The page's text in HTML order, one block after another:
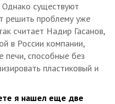
существуют
решить проблему уже
считает Надир Гасанов,
в России компании,
печи, способные без
пластиковый и
я нашел еще две